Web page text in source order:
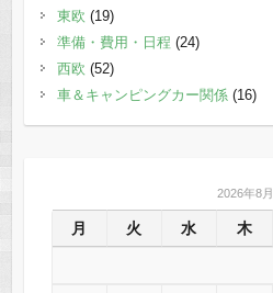
東欧 (19)
準備・費用・日程 (24)
西欧 (52)
車＆キャンピングカー関係(16)
2026年8月
月 火 水 木